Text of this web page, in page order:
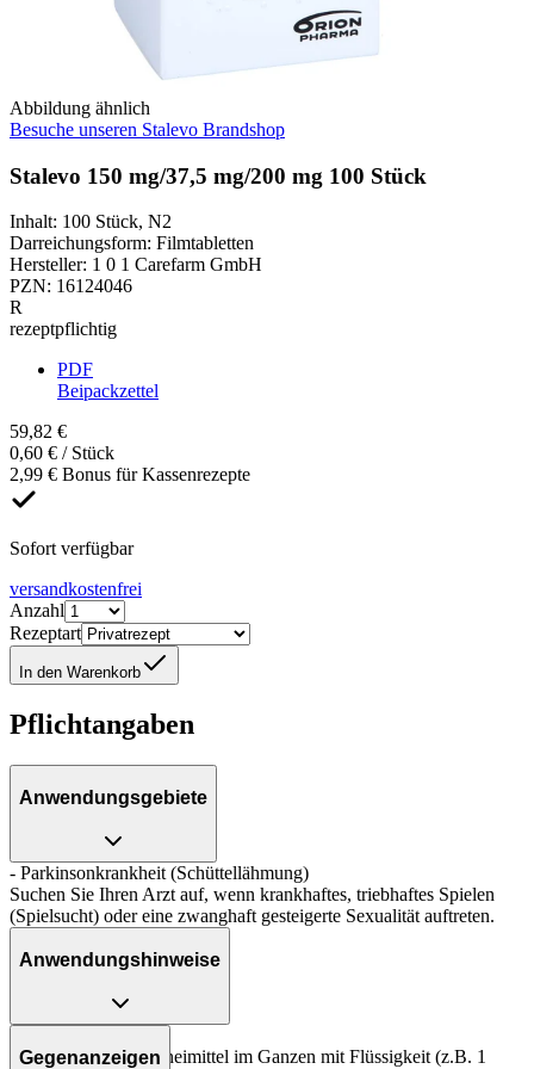
Abbildung ähnlich
Besuche unseren Stalevo Brandshop
Stalevo 150 mg/37,5 mg/200 mg 100 Stück
Inhalt: 100 Stück, N2
Darreichungsform: Filmtabletten
Hersteller: 1 0 1 Carefarm GmbH
PZN: 16124046
R
rezeptpflichtig
PDF
Beipackzettel
59,82 €
0,60 € / Stück
2,99 € Bonus für Kassenrezepte
Sofort verfügbar
versandkostenfrei
Anzahl
Rezeptart
In den Warenkorb
Pflichtangaben
Anwendungsgebiete
- Parkinsonkrankheit (Schüttellähmung)
Suchen Sie Ihren Arzt auf, wenn krankhaftes, triebhaftes Spielen
(Spielsucht) oder eine zwanghaft gesteigerte Sexualität auftreten.
Anwendungshinweise
Art der Anwendung?
Nehmen Sie das Arzneimittel im Ganzen mit Flüssigkeit (z.B. 1
Gegenanzeigen